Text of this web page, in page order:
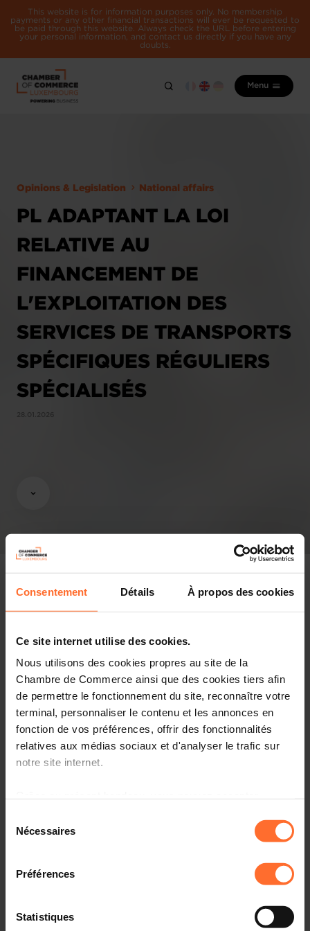
Consentement Détails À propos des cookies
Ce site internet utilise des cookies.
Nous utilisons des cookies propres au site de la
Chambre de Commerce ainsi que des cookies tiers afin
de permettre le fonctionnement du site, reconnaître votre
terminal, personnaliser le contenu et les annonces en
fonction de vos préférences, offrir des fonctionnalités
relatives aux médias sociaux et d'analyser le trafic sur
notre site internet.
à l’exception des cookies strictement nécessaires au
fonctionnement du site. Une description des différents
cookies est accessible sous l’onglet « Détails » ci-
dessus.
Il est précisé que la navigation sur le site et certaines
fonctionnalités (ex : lecture de vidéos, partage sur les
Nécessaires
Préférences
Statistiques
This website is for information purposes only. No membership
payments or any other financial transactions will ever be requested to
be paid through this website. Always check the URL before entering
your personal information, and contact us directly if you have any
doubts.
Menu
Opinions & Legislation National affairs
PL ADAPTANT LA LOI
RELATIVE AU
FINANCEMENT DE
L'EXPLOITATION DES
SERVICES DE TRANSPORTS
SPÉCIFIQUES RÉGULIERS
SPÉCIALISÉS
2 project texts
Share this article
juin 2023 relative au financement de l'exploitation des
projet(s) mentionné(s) sous rubrique.